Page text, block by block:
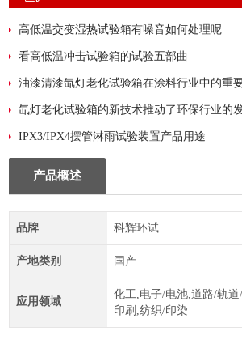
高低温交变湿热试验箱有噪音如何处理呢
看高低温冲击试验箱的试验五部曲
油漆清漆氙灯老化试验箱在涂料行业中的重
氙灯老化试验箱的新技术推动了环保行业的
IPX3/IPX4摆管淋雨试验装置产品用途
产品概述
品牌 科辉环试
产地类别 国产
应用领域
化工,电子/电池,道路/轨
印刷,纺织/印染